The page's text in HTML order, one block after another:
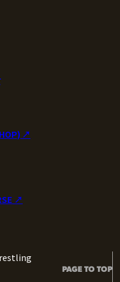
↗︎
↗︎
PAGE TO TOP